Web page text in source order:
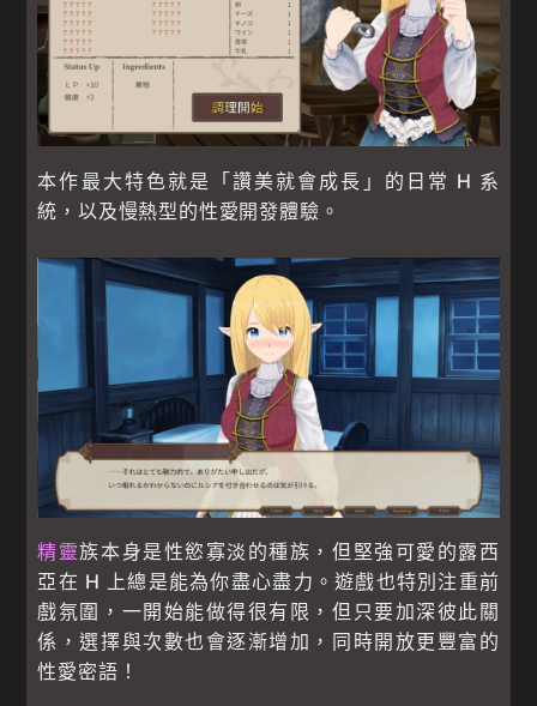
本作最大特色就是「讚美就會成長」的日常 H 系
統，以及慢熱型的性愛開發體驗。
精靈族本身是性慾寡淡的種族，但堅強可愛的露西
亞在 H 上總是能為你盡心盡力。遊戲也特別注重前
戲氛圍，一開始能做得很有限，但只要加深彼此關
係，選擇與次數也會逐漸增加，同時開放更豐富的
性愛密語！